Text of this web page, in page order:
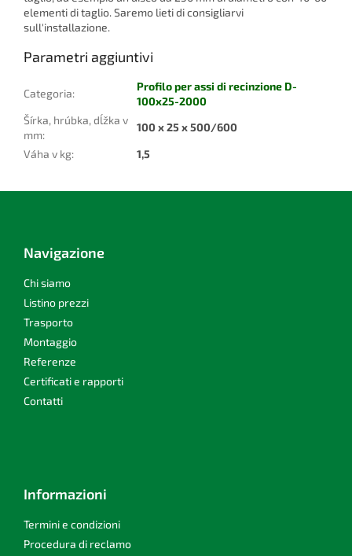
elementi di taglio. Saremo lieti di consigliarvi
sull'installazione.
Parametri aggiuntivi
Categoria:
Profilo per assi di recinzione D-
100x25-2000
Šírka, hrúbka, dĺžka v
mm:
100 x 25 x 500/600
Váha v kg: 1,5
Navigazione
Chi siamo
Listino prezzi
Trasporto
Montaggio
Referenze
Certificati e rapporti
Contatti
Informazioni
Termini e condizioni
Procedura di reclamo